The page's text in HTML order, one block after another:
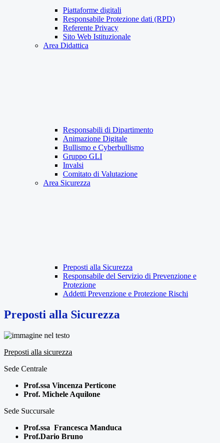
Piattaforme digitali
Responsabile Protezione dati (RPD)
Referente Privacy
Sito Web Istituzionale
Area Didattica
Responsabili di Dipartimento
Animazione Digitale
Bullismo e Cyberbullismo
Gruppo GLI
Invalsi
Comitato di Valutazione
Area Sicurezza
Preposti alla Sicurezza
Responsabile del Servizio di Prevenzione e
Protezione
Addetti Prevenzione e Protezione Rischi
Preposti alla Sicurezza
Preposti alla sicurezza
Sede Centrale
Prof.ssa Vincenza Perticone
Prof. Michele Aquilone
Sede Succursale
Prof.ssa Francesca Manduca
Prof.Dario Bruno